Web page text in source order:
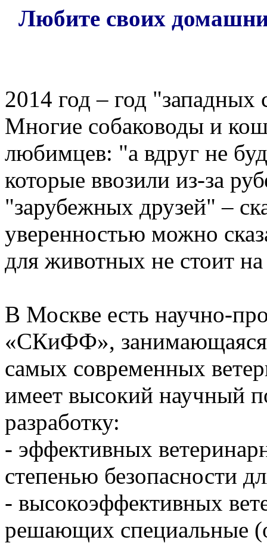
Любите своих
2014 год – год
Многие собаководы и
любимцев: "а вдруг не
которые ввозили из-за
"зарубежных друзей" –
уверенностью можно
для животных не стоит
В Москве есть научно-
«СКиФФ», занимающаяся
самых современных
имеет высокий научный
разработку:
- эффективных
степенью безопасности
- высокоэффективных
решающих специальные